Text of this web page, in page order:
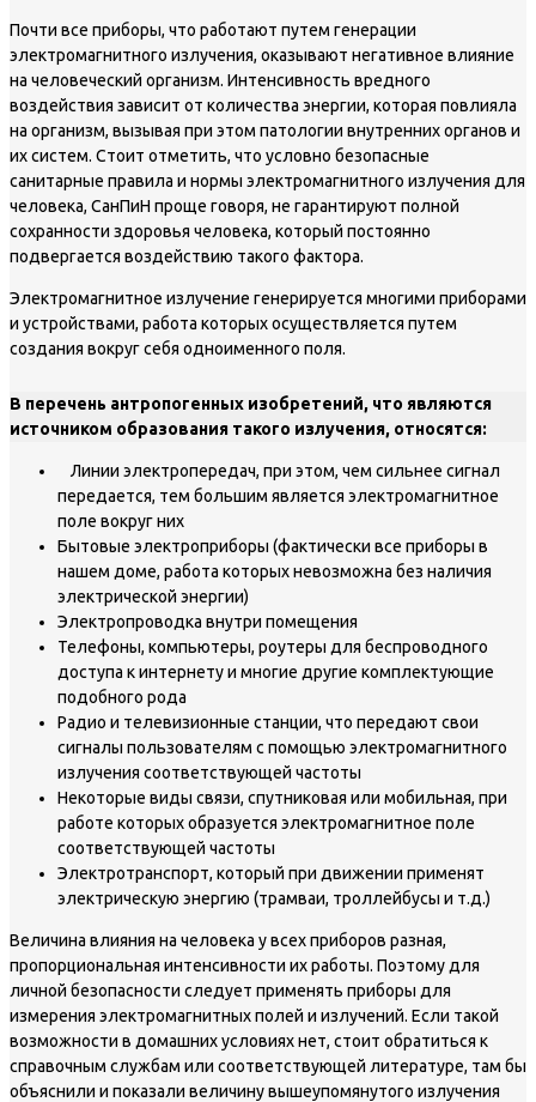
Почти все приборы, что работают путем генерации
электромагнитного излучения, оказывают негативное влияние
на человеческий организм. Интенсивность вредного
воздействия зависит от количества энергии, которая повлияла
на организм, вызывая при этом патологии внутренних органов и
их систем. Стоит отметить, что условно безопасные
санитарные правила и нормы электромагнитного излучения для
человека, СанПиН проще говоря, не гарантируют полной
сохранности здоровья человека, который постоянно
подвергается воздействию такого фактора.
Электромагнитное излучение генерируется многими приборами
и устройствами, работа которых осуществляется путем
создания вокруг себя одноименного поля.
В перечень антропогенных изобретений, что являются
источником образования такого излучения, относятся:
Линии электропередач, при этом, чем сильнее сигнал
передается, тем большим является электромагнитное
поле вокруг них
Бытовые электроприборы (фактически все приборы в
нашем доме, работа которых невозможна без наличия
электрической энергии)
Электропроводка внутри помещения
Телефоны, компьютеры, роутеры для беспроводного
доступа к интернету и многие другие комплектующие
подобного рода
Радио и телевизионные станции, что передают свои
сигналы пользователям с помощью электромагнитного
излучения соответствующей частоты
Некоторые виды связи, спутниковая или мобильная, при
работе которых образуется электромагнитное поле
соответствующей частоты
Электротранспорт, который при движении применят
электрическую энергию (трамваи, троллейбусы и т.д.)
Величина влияния на человека у всех приборов разная,
пропорциональная интенсивности их работы. Поэтому для
личной безопасности следует применять приборы для
измерения электромагнитных полей и излучений. Если такой
возможности в домашних условиях нет, стоит обратиться к
справочным службам или соответствующей литературе, там бы
объяснили и показали величину вышеупомянутого излучения